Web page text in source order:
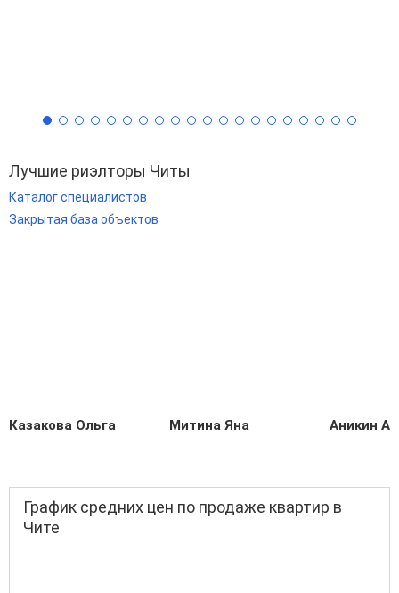
Лучшие риэлторы Читы
Каталог специалистов
Закрытая база объектов
Казакова Ольга Митина Яна Аникин
График средних цен по продаже квартир в
Чите